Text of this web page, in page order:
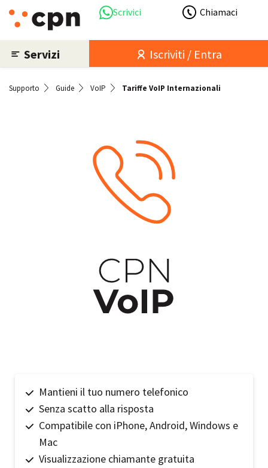
Scrivici Chiamaci
Servizi Iscriviti / Entra
Supporto Guide VoIP Tariffe VoIP Internazionali
Mantieni il tuo numero telefonico
Senza scatto alla risposta
Compatibile con iPhone, Android, Windows e
Mac
Visualizzazione chiamante gratuita